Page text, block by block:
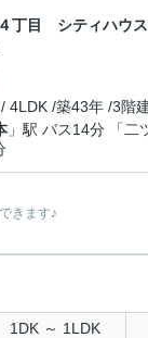
丁目 シティハウ
4LDK /築43年 /3階
」駅 バス14分 「二
きます♪
1DK ～ 1LDK